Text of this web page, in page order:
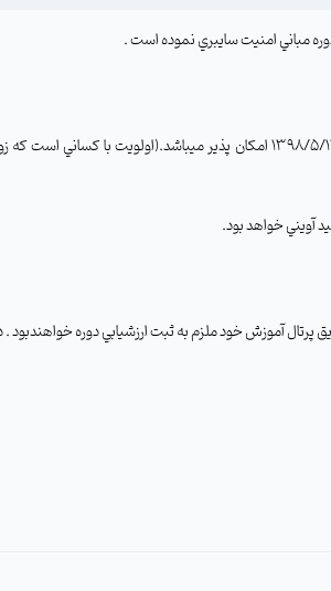
مباني امنيت سايبري نموده است .
ميباشد.(اولويت با کساني است که زودترثبت نام نمايند.)(بعد ازثبت نام در صورت عدم شرکت در دوره